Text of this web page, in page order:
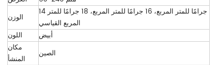
الوزن
14 جرامًا للمتر المربع، 16 جرامًا للمتر المربع، 18 جرامًا للمتر
المربع القياسي
اللون
أبيض
مكان
المنشأ
الصين